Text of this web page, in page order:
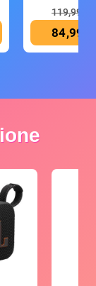
119,99 €
84,99 €